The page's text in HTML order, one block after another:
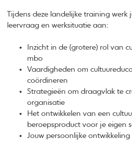
Tijdens deze landelijke training werk
leervraag en werksituatie aan:
Inzicht in de (grotere) rol van
mbo
Vaardigheden om
coördineren
Strategieën om draagvlak te
organisatie
Het ontwikkelen van een
beroepsproduct voor je eigen
Jouw persoonlijke